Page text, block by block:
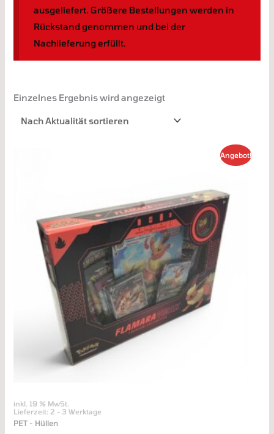
ausgeliefert. Größere Bestellungen werden in
Rückstand genommen und bei der
Nachlieferung erfüllt.
Einzelnes Ergebnis wird angezeigt
Angebot!
inkl. 19 % MwSt.
Lieferzeit: 2 - 3 Werktage
PET - Hüllen